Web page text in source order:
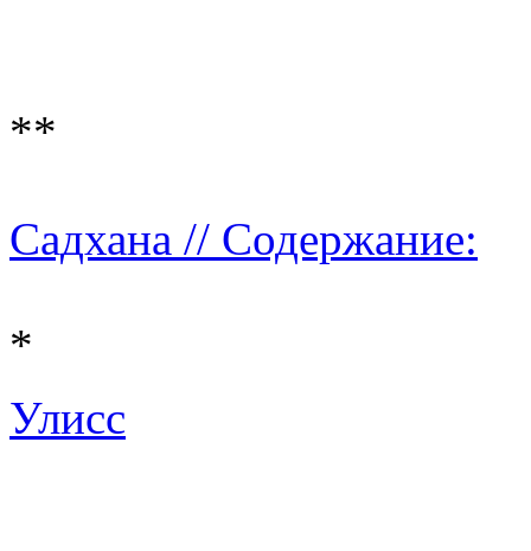
**
Садхана // Содержание:
*
Улисс